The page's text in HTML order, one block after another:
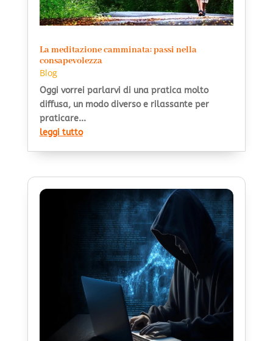
La meditazione camminata: passi nella
consapevolezza
Blog
Oggi vorrei parlarvi di una pratica molto
diffusa, un modo diverso e rilassante per
praticare...
leggi tutto